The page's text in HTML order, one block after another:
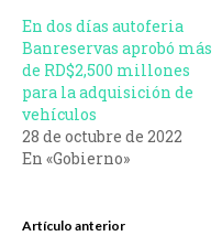
En dos días autoferia
Banreservas aprobó más
de RD$2,500 millones
para la adquisición de
vehículos
28 de octubre de 2022
En «Gobierno»
Artículo anterior